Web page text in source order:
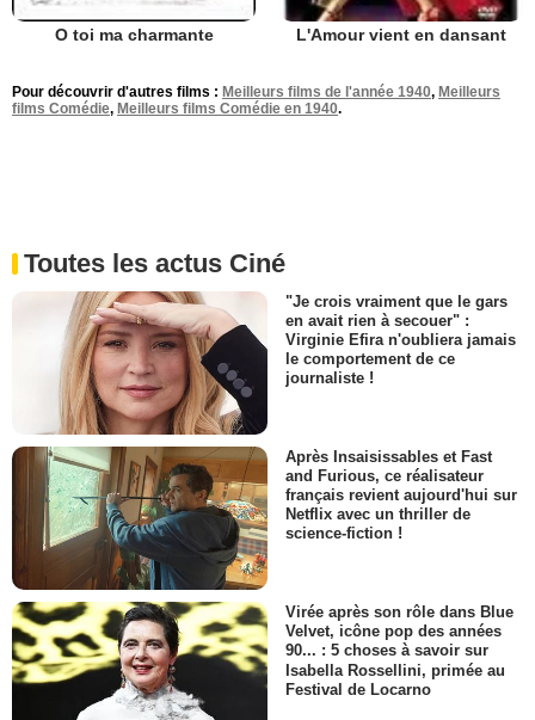
O toi ma charmante L'Amour vient en dansant
Pour découvrir d'autres films : Meilleurs films de l'année 1940, Meilleurs
films Comédie, Meilleurs films Comédie en 1940.
Toutes les actus Ciné
"Je crois vraiment que le gars
en avait rien à secouer" :
Virginie Efira n'oubliera jamais
le comportement de ce
journaliste !
Après Insaisissables et Fast
and Furious, ce réalisateur
français revient aujourd'hui sur
Netflix avec un thriller de
science-fiction !
Virée après son rôle dans Blue
Velvet, icône pop des années
90... : 5 choses à savoir sur
Isabella Rossellini, primée au
Festival de Locarno